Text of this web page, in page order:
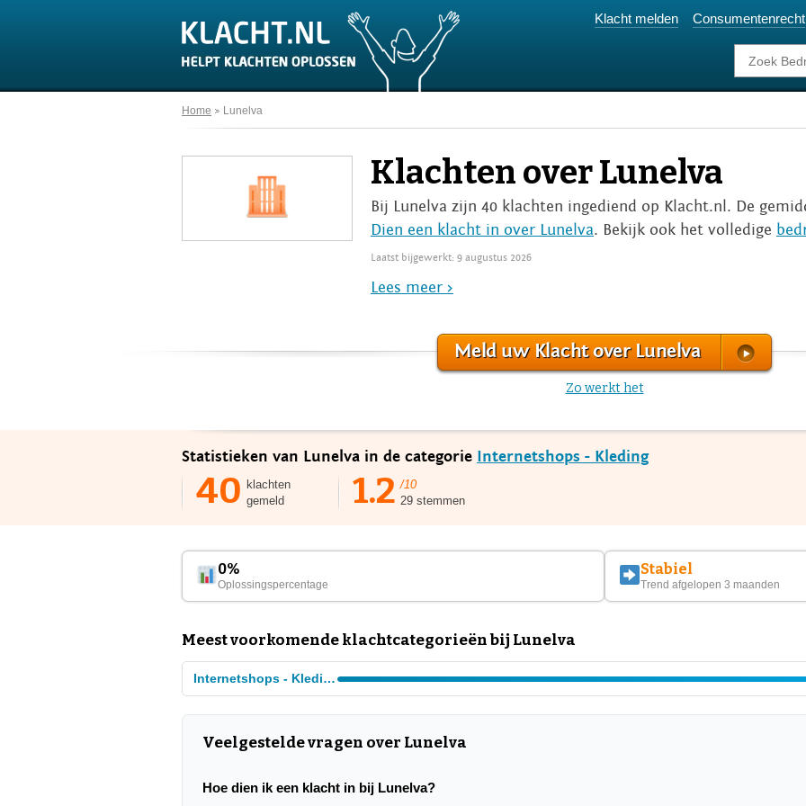
Klacht melden Consumentenrecht
Home Lunelva
Klachten over Lunelva
Bij Lunelva zijn 40 klachten ingediend op Klacht.nl. De
Dien een klacht in over Lunelva. Bekijk ook het volledige
Laatst bijgewerkt: 9 augustus 2026
Lees meer >
Meld uw Klacht over Lunelva
Zo werkt het
Statistieken van Lunelva in de categorie Internetshops - Kleding
40 klachten
gemeld
1.2 /10
29 stemmen
0%
Oplossingspercentage
Stabiel
Trend afgelopen 3 maanden
Meest voorkomende klachtcategorieën bij Lunelva
Internetshops - Kleding
Veelgestelde vragen over Lunelva
Hoe dien ik een klacht in bij Lunelva?